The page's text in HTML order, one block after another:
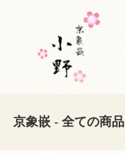
京象嵌 - 全ての商品